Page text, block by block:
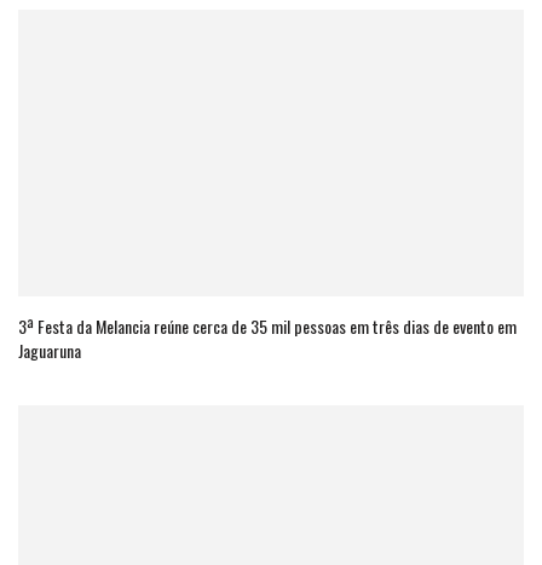
3ª Festa da Melancia reúne cerca de 35 mil pessoas em três dias de evento em
Jaguaruna